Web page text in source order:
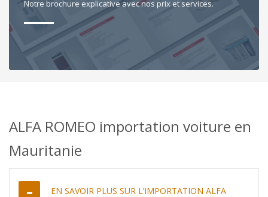
Notre brochure explicative avec nos prix et services.
ALFA ROMEO importation voiture en
Mauritanie
EN SAVOIR PLUS SUR L’IMPORTATION ALFA